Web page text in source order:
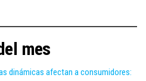
mes
dinámicas afectan a consumidores: